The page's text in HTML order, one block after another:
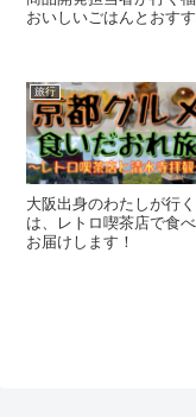
おいしいごはんとおす
旅行
大阪出身のわたしが行
は、レトロ喫茶店で食
お届けします！